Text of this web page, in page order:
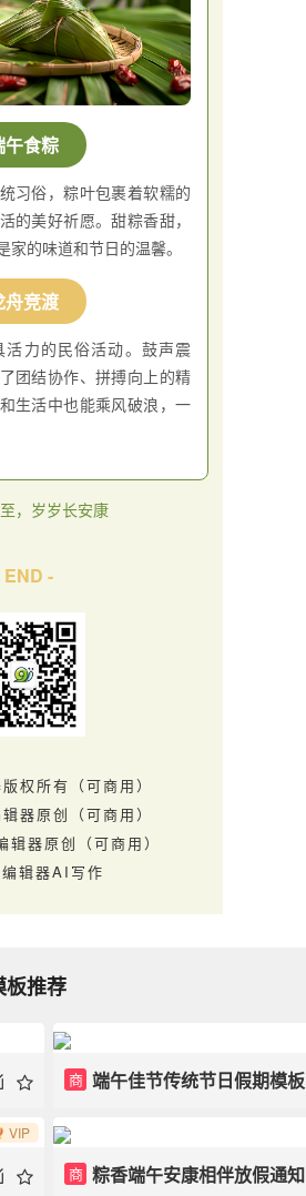
午食粽
习俗，粽叶包裹着软糯的
的美好祈愿。甜粽香甜，
的味道和节日的温馨。
舟竞渡
力的民俗活动。鼓声震
团结协作、拼搏向上的精
生活中也能乘风破浪，一
，岁岁长安康
END -
权所有（可商用）
器原创（可商用）
器原创（可商用）
辑器AI写作
板推荐
商 端午佳节传统节日假期模板
VIP
商 粽香端午安康相伴放假通知